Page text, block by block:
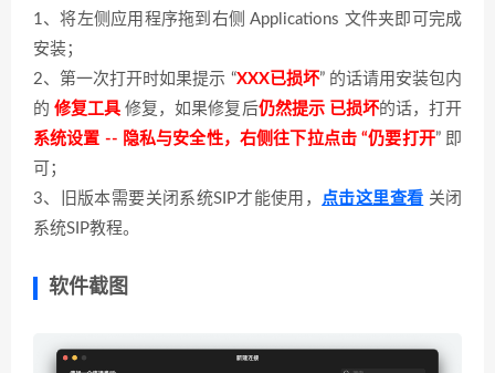
1、将左侧应用程序拖到右侧 Applications 文件夹即可完成
安装；
2、第一次打开时如果提示 “XXX已损坏” 的话请用安装包内
的修复工具修复，如果修复后仍然提示 已损坏的话，打开
系统设置 -- 隐私与安全性，右侧往下拉点击 “仍要打开” 即
可；
3、旧版本需要关闭系统SIP才能使用， 点击这里查看 关闭
系统SIP教程。
软件截图